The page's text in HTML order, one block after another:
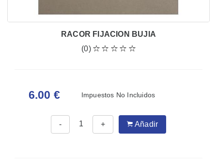
RACOR FIJACION BUJIA
(0)
6.00 € Impuestos No Incluidos
- + Añadir